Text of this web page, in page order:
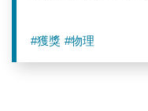
#獲獎 #物理